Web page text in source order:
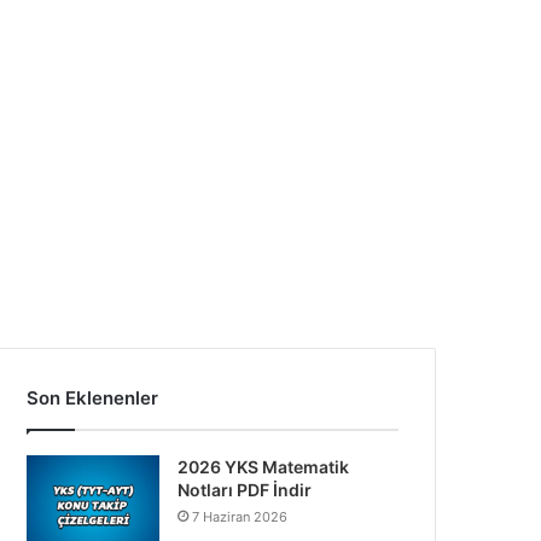
Son Eklenenler
2026 YKS Matematik
Notları PDF İndir
7 Haziran 2026